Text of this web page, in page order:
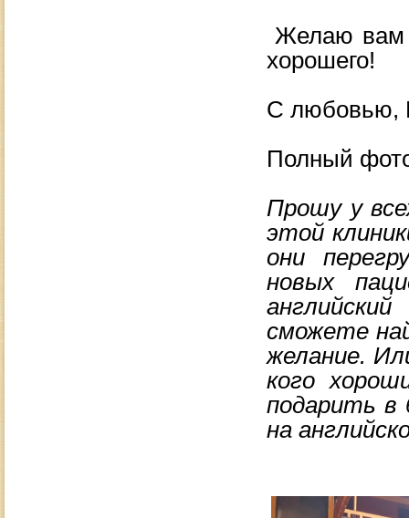
Желаю вам
хорошего!
С любовью,
Полный
Прошу у
этой
они
новых
сможете
желание.
кого
подарить в
на